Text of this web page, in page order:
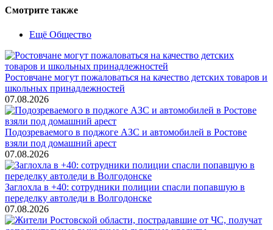
Смотрите также
Ещё Общество
Ростовчане могут пожаловаться на качество детских товаров и
школьных принадлежностей
07.08.2026
Подозреваемого в поджоге АЗС и автомобилей в Ростове
взяли под домашний арест
07.08.2026
Заглохла в +40: сотрудники полиции спасли попавшую в
переделку автоледи в Волгодонске
07.08.2026